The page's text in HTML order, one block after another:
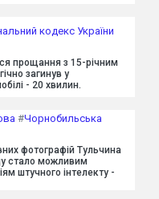
кодекс України
прощання з 15-річним
загинув у
- 20 хвилин.
#Чорнобильська
фотографій Тульчина
стало можливим
штучного інтелекту -